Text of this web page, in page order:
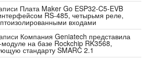
Плата Maker Go ESP32-C5-EVB
RS-485, четырьмя реле,
входами
Компания Geniatech представила
на базе Rockchip RK3568,
стандарту SMARC 2.1